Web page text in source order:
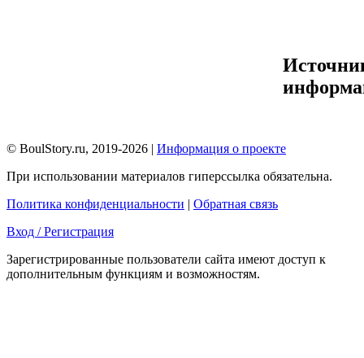
© BoulStory.ru, 2019-2026 | Информация о проекте
При использовании материалов гиперссылка обязательна.
Политика конфиденциальности | Обратная связь
Вход / Регистрация
Зарегистрированные пользователи сайта имеют доступ к
дополнительным функциям и возможностям.